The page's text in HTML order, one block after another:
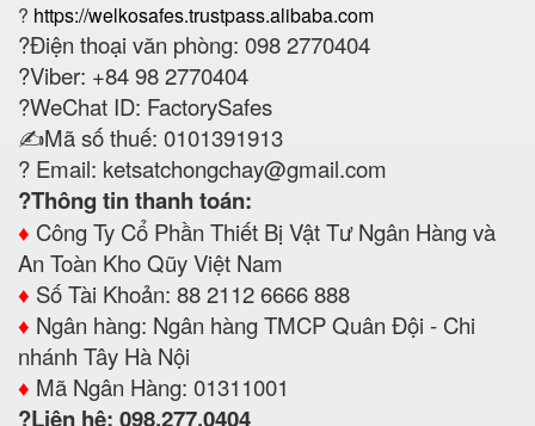
? https://welkosafes.trustpass.alibaba.com
?Điện thoại văn phòng: 098 2770404
?Viber: +84 98 2770404
?WeChat ID: FactorySafes
✍️Mã số thuế: 0101391913
? Email: ketsatchongchay@gmail.com
?Thông tin thanh toán:
♦️ Công Ty Cổ Phần Thiết Bị Vật Tư Ngân Hàng và
An Toàn Kho Qũy Việt Nam
♦️ Số Tài Khoản: 88 2112 6666 888
♦️ Ngân hàng: Ngân hàng TMCP Quân Đội - Chi
nhánh Tây Hà Nội
♦️ Mã Ngân Hàng: 01311001
?Liên hệ: 098.277.0404